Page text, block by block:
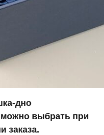
дно
можно выбрать при
заказа.